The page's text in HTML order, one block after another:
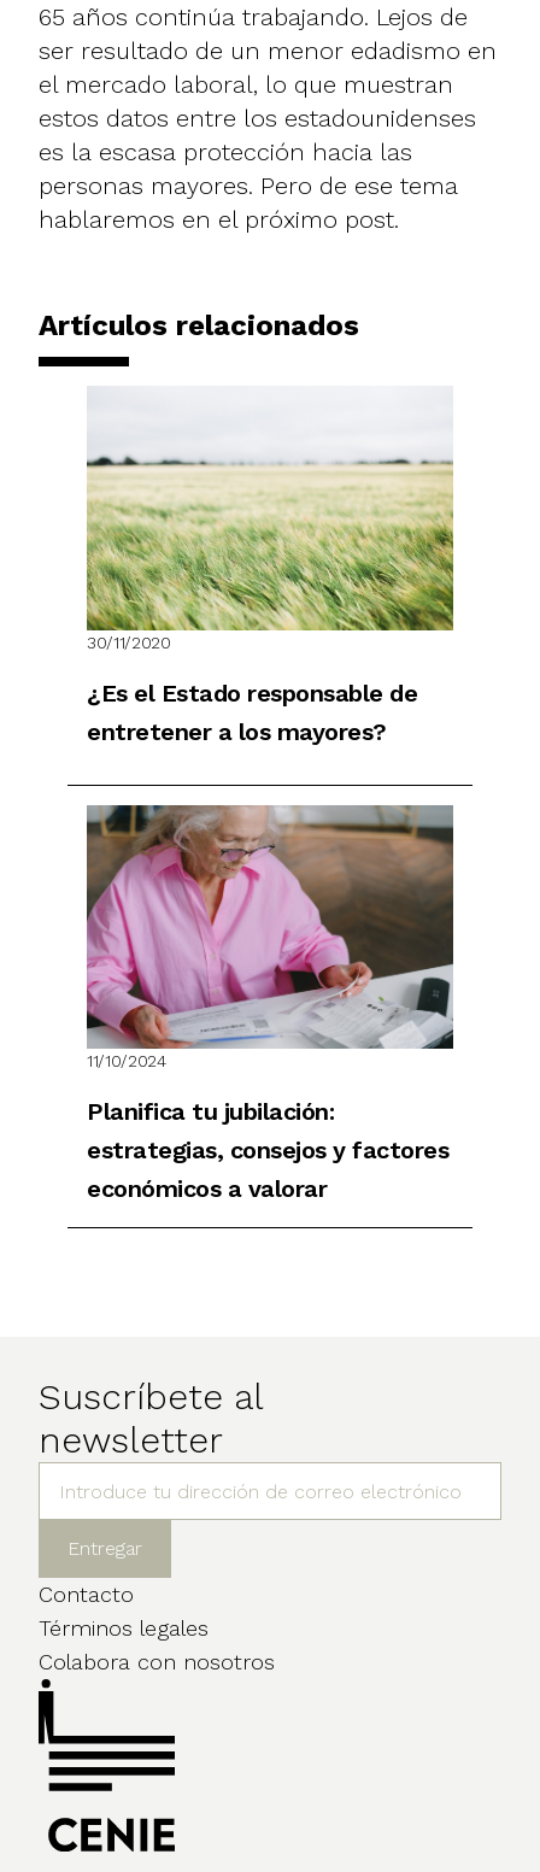
65 años continúa trabajando. Lejos de
ser resultado de un menor edadismo en
el mercado laboral, lo que muestran
estos datos entre los estadounidenses
es la escasa protección hacia las
personas mayores. Pero de ese tema
hablaremos en el próximo post.
Artículos relacionados
30/11/2020
¿Es el Estado responsable de
entretener a los mayores?
11/10/2024
Planifica tu jubilación:
estrategias, consejos y factores
económicos a valorar
Suscríbete al
newsletter
Contacto
Términos legales
Colabora con nosotros